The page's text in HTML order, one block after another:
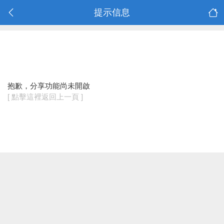
提示信息
抱歉，分享功能尚未開啟
[ 點擊這裡返回上一頁 ]